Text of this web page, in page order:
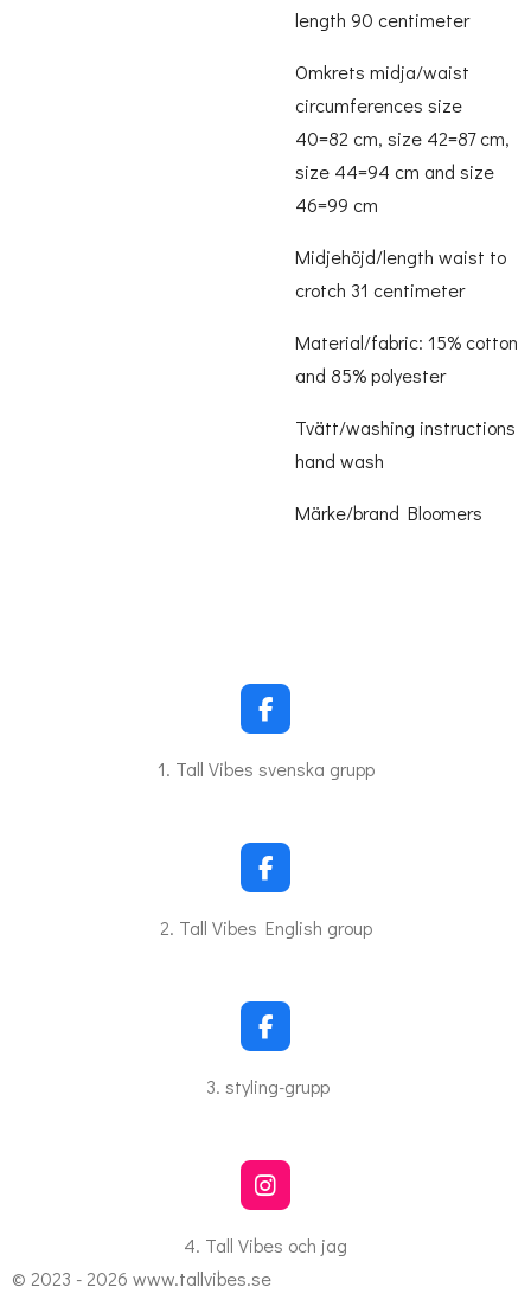
length 90 centimeter
Omkrets midja/waist
circumferences size
40=82 cm, size 42=87 cm,
size 44=94 cm and size
46=99 cm
Midjehöjd/length waist to
crotch 31 centimeter
Material/fabric: 15% cotton
and 85% polyester
Tvätt/washing instructions
hand wash
Märke/brand Bloomers
F
a
c
o
k
1. Tall Vibes svenska grupp
F
a
c
o
k
2. Tall Vibes English group
F
a
c
e
o
k
3. styling-grupp
I
n
s
a
4. Tall Vibes och jag
© 2023 - 2026 www.tallvibes.se